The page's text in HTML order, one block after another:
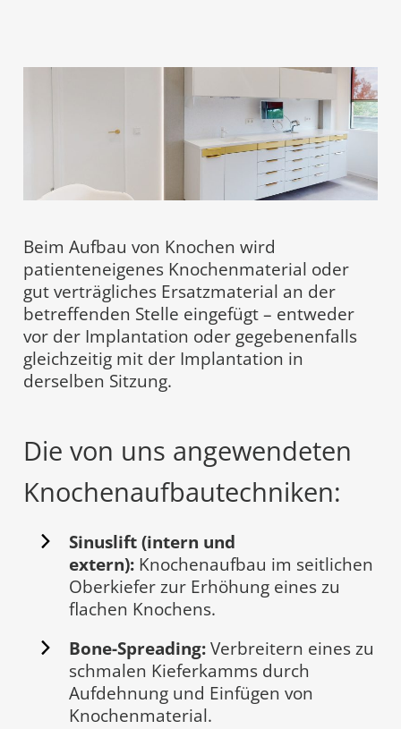
Beim Aufbau von Knochen wird
patienteneigenes Knochenmaterial oder
gut verträgliches Ersatzmaterial an der
betreffenden Stelle eingefügt – entweder
vor der Implantation oder gegebenenfalls
gleichzeitig mit der Implantation in
derselben Sitzung.
Die von uns angewendeten
Knochenaufbautechniken:
Sinuslift (intern und
extern): Knochenaufbau im seitlichen
Oberkiefer zur Erhöhung eines zu
flachen Knochens.
Bone-Spreading:Verbreitern eines zu
schmalen Kieferkamms durch
Aufdehnung und Einfügen von
Knochenmaterial.